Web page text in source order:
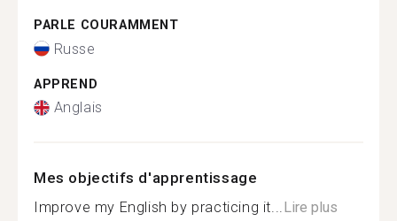
PARLE COURAMMENT
Russe
APPREND
Anglais
Mes objectifs d'apprentissage
Improve my English by practicing it...Lire plus